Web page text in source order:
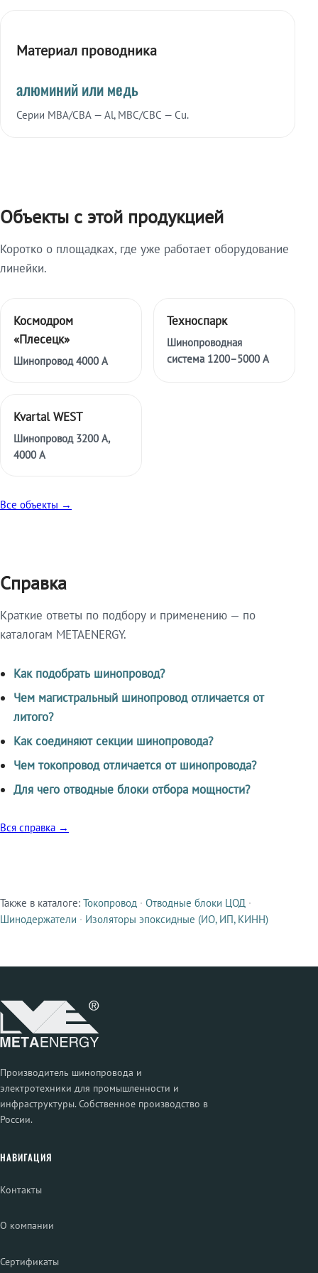
Материал проводника
алюминий или медь
Серии МВА/СВА — Al, МВС/СВС — Cu.
Объекты с этой продукцией
Коротко о площадках, где уже работает оборудование
линейки.
Космодром
«Плесецк»
Шинопровод 4000 А
Техноспарк
Шинопроводная
система 1200–5000 А
Kvartal WEST
Шинопровод 3200 А,
4000 А
Все объекты →
Справка
Краткие ответы по подбору и применению — по
каталогам METAENERGY.
Как подобрать шинопровод?
Чем магистральный шинопровод отличается от
литого?
Как соединяют секции шинопровода?
Чем токопровод отличается от шинопровода?
Для чего отводные блоки отбора мощности?
Вся справка →
Смежные продукты
Также в каталоге: Токопровод · Отводные блоки ЦОД ·
Шинодержатели · Изоляторы эпоксидные (ИО, ИП, КИНН)
Производитель шинопровода и
электротехники для промышленности и
инфраструктуры. Собственное производство в
России.
НАВИГАЦИЯ
Контакты
О компании
Сертификаты